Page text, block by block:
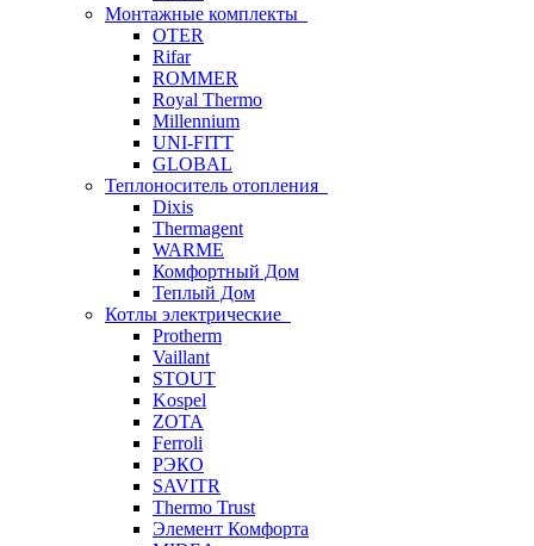
Монтажные комплекты
OTER
Rifar
ROMMER
Royal Thermo
Millennium
UNI-FITT
GLOBAL
Теплоноситель отопления
Dixis
Thermagent
WARME
Комфортный Дом
Теплый Дом
Котлы электрические
Protherm
Vaillant
STOUT
Kospel
ZOTA
Ferroli
РЭКО
SAVITR
Thermo Trust
Элемент Комфорта